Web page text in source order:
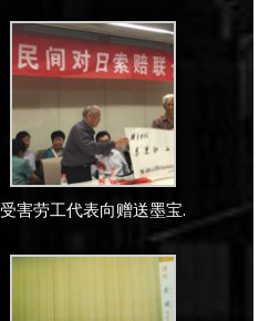
受害劳工代表向赠送墨宝.